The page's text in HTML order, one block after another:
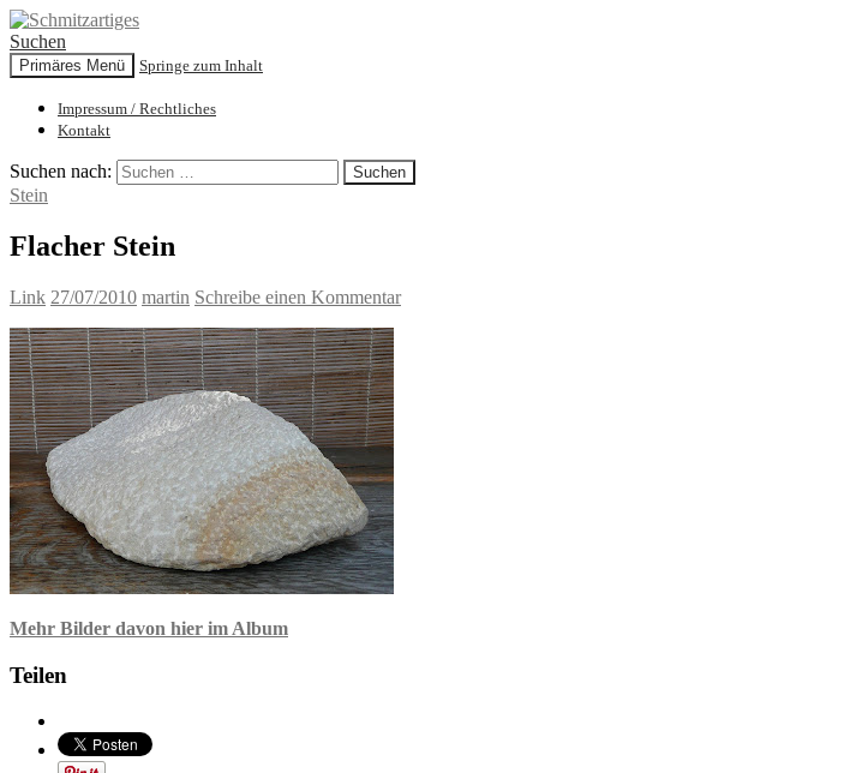
Schmitzartiges
Suchen
Primäres Menü Springe zum Inhalt
Impressum / Rechtliches
Kontakt
Suchen nach:
Stein
Flacher Stein
Link 27/07/2010 martin Schreibe einen Kommentar
Mehr Bilder davon hier im Album
Teilen